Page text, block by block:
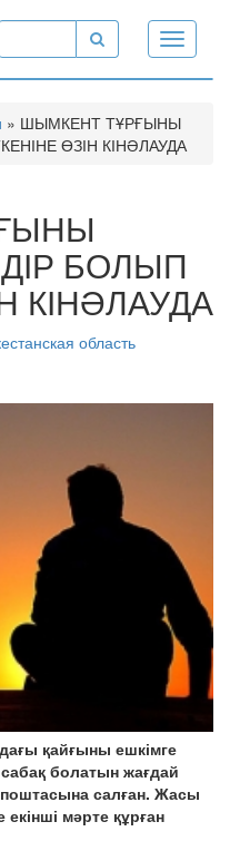
Toggle
» ШЫМКЕНТ ТҰРҒЫНЫ
ӨЗІН КІНӘЛАУДА
БОЛЫП
КІНӘЛАУДА
область
қайғыны ешкімге
болатын жағдай
салған. Жасы
екінші мәрте құрған